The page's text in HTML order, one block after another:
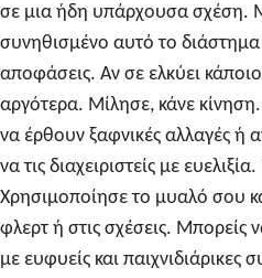
σε μια ήδη υπάρχουσα σχέση.
συνηθισμένο αυτό το διάστημα
αποφάσεις. Αν σε ελκύει
αργότερα. Μίλησε, κάνε
να έρθουν ξαφνικές αλλαγές ή
να τις διαχειριστείς με
Χρησιμοποίησε το μυαλό σου
φλερτ ή στις σχέσεις. Μπορείς
με ευφυείς και παιχνιδιάρικες